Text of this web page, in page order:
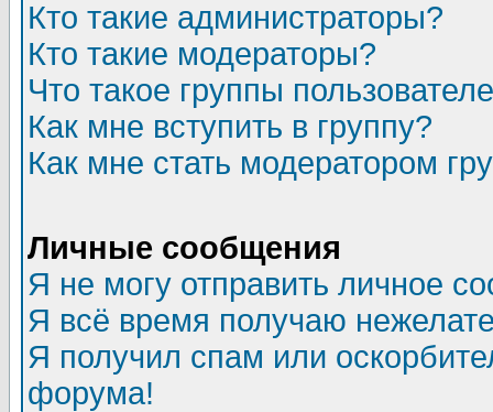
Кто такие администраторы?
Кто такие модераторы?
Что такое группы
Как мне вступить в группу?
Как мне стать модератором
Личные сообщения
Я не могу отправить личное
Я всё время получаю
Я получил спам или
форума!